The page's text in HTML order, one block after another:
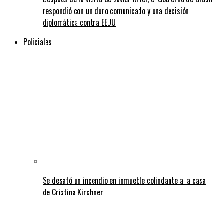
respondió con un duro comunicado y una decisión
diplomática contra EEUU
Policiales
Se desató un incendio en inmueble colindante a la casa
de Cristina Kirchner